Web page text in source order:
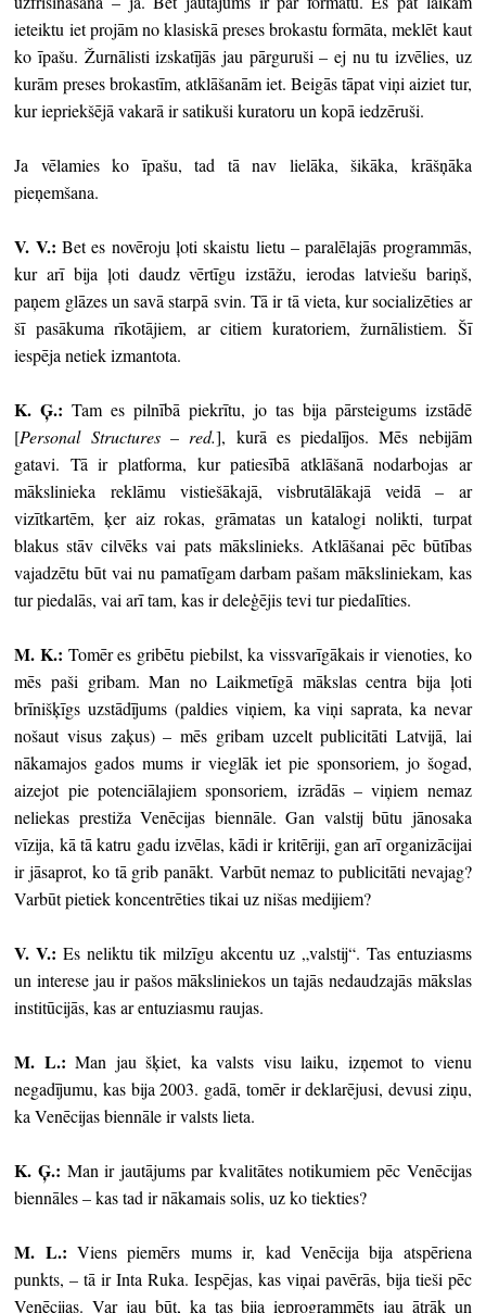
ieteiktu iet projām no klasiskā preses brokastu formāta, meklēt kaut
ko īpašu. Žurnālisti izskatījās jau pārguruši – ej nu tu izvēlies, uz
kurām preses brokastīm, atklāšanām iet. Beigās tāpat viņi aiziet tur,
kur iepriekšējā vakarā ir satikuši kuratoru un kopā iedzēruši.
Ja vēlamies ko īpašu, tad tā nav lielāka, šikāka, krāšņāka
pieņemšana.
V. V.: Bet es novēroju ļoti skaistu lietu – paralēlajās programmās,
kur arī bija ļoti daudz vērtīgu izstāžu, ierodas latviešu bariņš,
paņem glāzes un savā starpā svin. Tā ir tā vieta, kur socializēties ar
šī pasākuma rīkotājiem, ar citiem kuratoriem, žurnālistiem. Šī
iespēja netiek izmantota.
K. Ģ.: Tam es pilnībā piekrītu, jo tas bija pārsteigums izstādē
[Personal Structures– red.], kurā es piedalījos. Mēs nebijām
gatavi. Tā ir platforma, kur patiesībā atklāšanā nodarbojas ar
mākslinieka reklāmu vistiešākajā, visbrutālākajā veidā – ar
vizītkartēm, ķer aiz rokas, grāmatas un katalogi nolikti, turpat
blakus stāv cilvēks vai pats mākslinieks. Atklāšanai pēc būtības
vajadzētu būt vai nu pamatīgam darbam pašam māksliniekam, kas
tur piedalās, vai arī tam, kas ir deleģējis tevi tur piedalīties.
M. K.: Tomēr es gribētu piebilst, ka vissvarīgākais ir vienoties, ko
mēs paši gribam. Man no Laikmetīgā mākslas centra bija ļoti
brīnišķīgs uzstādījums (paldies viņiem, ka viņi saprata, ka nevar
nošaut visus zaķus) – mēs gribam uzcelt publicitāti Latvijā, lai
nākamajos gados mums ir vieglāk iet pie sponsoriem, jo šogad,
aizejot pie potenciālajiem sponsoriem, izrādās – viņiem nemaz
neliekas prestiža Venēcijas biennāle. Gan valstij būtu jānosaka
vīzija, kā tā katru gadu izvēlas, kādi ir kritēriji, gan arī organizācijai
ir jāsaprot, ko tā grib panākt. Varbūt nemaz to publicitāti nevajag?
Varbūt pietiek koncentrēties tikai uz nišas medijiem?
V. V.: Es neliktu tik milzīgu akcentu uz „valstij“. Tas entuziasms
un interese jau ir pašos māksliniekos un tajās nedaudzajās mākslas
institūcijās, kas ar entuziasmu raujas.
M. L.: Man jau šķiet, ka valsts visu laiku, izņemot to vienu
negadījumu, kas bija 2003. gadā, tomēr ir deklarējusi, devusi ziņu,
ka Venēcijas biennāle ir valsts lieta.
K. Ģ.: Man ir jautājums par kvalitātes notikumiem pēc Venēcijas
biennāles – kas tad ir nākamais solis, uz ko tiekties?
M. L.:Viens piemērs mums ir, kad Venēcija bija atspēriena
punkts, – tā ir Inta Ruka. Iespējas, kas viņai pavērās, bija tieši pēc
Venēcijas. Var jau būt, ka tas bija ieprogrammēts jau ātrāk un